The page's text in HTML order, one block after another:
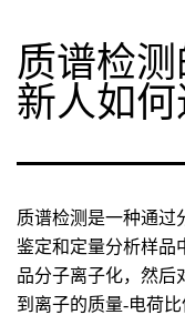
质谱检
新人如
质谱检测是一种通过
鉴定和定量分析样品
品分子离子化，然后
到离子的质量-电荷